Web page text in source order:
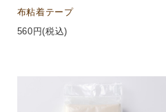
布粘着テープ
560 円(税込)